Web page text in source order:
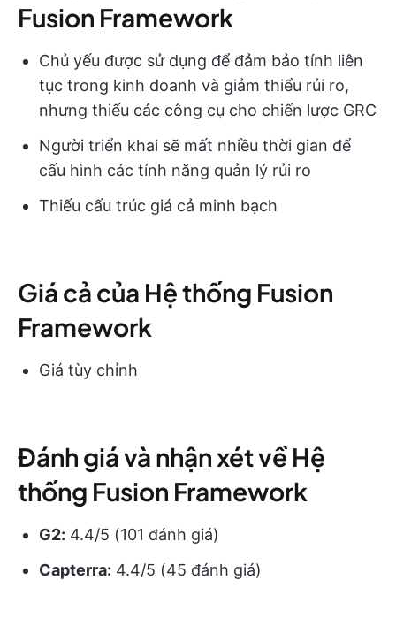
Fusion Framework
Chủ yếu được sử dụng để đảm bảo tính liên
tục trong kinh doanh và giảm thiểu rủi ro,
nhưng thiếu các công cụ cho chiến lược GRC
Người triển khai sẽ mất nhiều thời gian để
cấu hình các tính năng quản lý rủi ro
Thiếu cấu trúc giá cả minh bạch
Giá cả của Hệ thống Fusion
Framework
Giá tùy chỉnh
Đánh giá và nhận xét về Hệ
thống Fusion Framework
G2: 4.4/5 (101 đánh giá)
Capterra: 4.4/5 (45 đánh giá)